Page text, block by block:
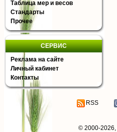
Таблица мер и весов
Стандарты
Прочее
СЕРВИС
Реклама на сайте
Личный кабинет
Контакты
RSS
© 2000-2026,